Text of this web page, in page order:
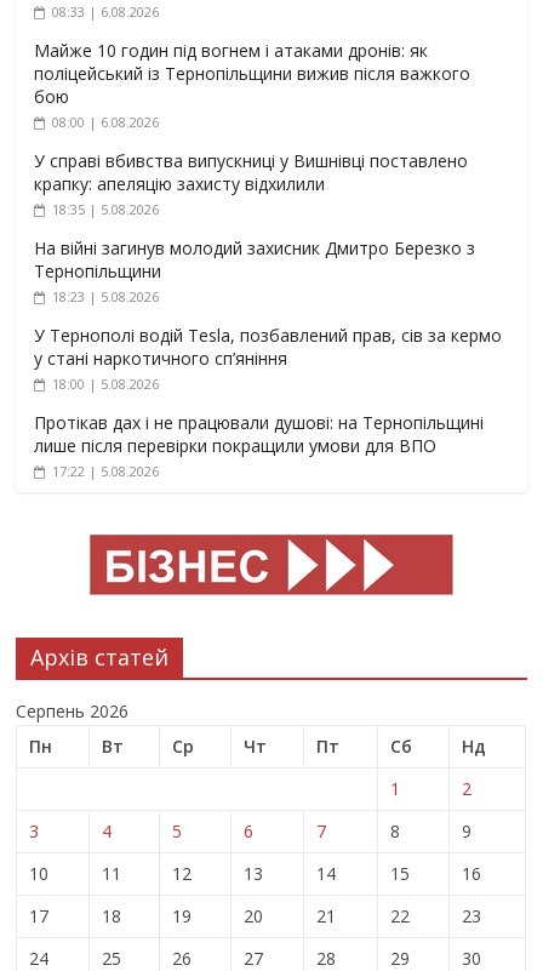
08:33 | 6.08.2026
Майже 10 годин під вогнем і атаками дронів: як
поліцейський із Тернопільщини вижив після важкого
бою
08:00 | 6.08.2026
У справі вбивства випускниці у Вишнівці поставлено
крапку: апеляцію захисту відхилили
18:35 | 5.08.2026
На війні загинув молодий захисник Дмитро Березко з
Тернопільщини
18:23 | 5.08.2026
У Тернополі водій Tesla, позбавлений прав, сів за кермо
у стані наркотичного сп’яніння
18:00 | 5.08.2026
Протікав дах і не працювали душові: на Тернопільщині
лише після перевірки покращили умови для ВПО
17:22 | 5.08.2026
Архів статей
Серпень 2026
Пн
Вт Ср Чт Пт Сб
Нд
1
2
3
4 5 6 7 8
9
10
11 12 13 14 15
16
17
18 19 20 21 22
23
24
25 26 27 28 29
30